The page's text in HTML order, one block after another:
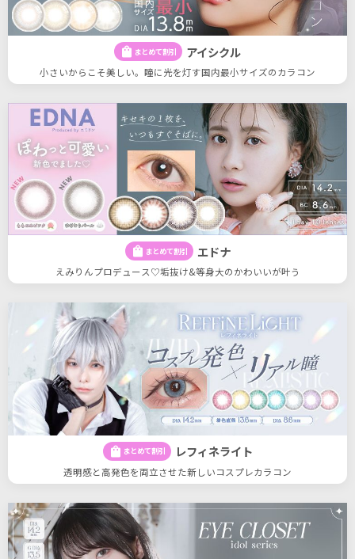
件
shopping_bag まとめて割引 アイシクル
小さいからこそ美しい。瞳に光を灯す国内最小サイズのカラコン
shopping_bag まとめて割引 エドナ
えみりんプロデュース♡垢抜け&等身大のかわいいが叶う
shopping_bag まとめて割引 レフィネライト
透明感と高発色を両立させた新しいコスプレカラコン